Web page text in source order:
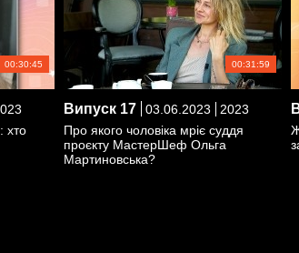
00:30:45
хто
00:31:59
Випуск 17 03.06.2023
2023
Про якого чоловіка мріє суддя
проєкту МастерШеф Ольга
Мартиновська?